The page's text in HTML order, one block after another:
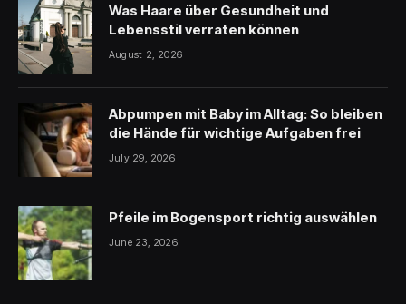
Was Haare über Gesundheit und
Lebensstil verraten können
August 2, 2026
Abpumpen mit Baby im Alltag: So bleiben
die Hände für wichtige Aufgaben frei
July 29, 2026
Pfeile im Bogensport richtig auswählen
June 23, 2026